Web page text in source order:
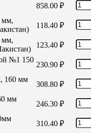
858.00 ₽
мм,
118.40 ₽
мм,
123.40 ₽
№1 150
230.90 ₽
160 мм
308.80 ₽
мм
246.30 ₽
310.40 ₽